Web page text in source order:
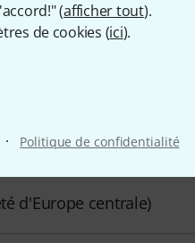
(afficher tout).
de cookies (ici).
· Politique de confidentialité
à toutes vos
d'Europe centrale)